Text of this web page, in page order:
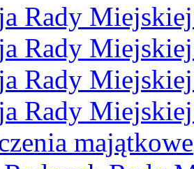
Rady
Rady
Rady
Rady
majątkowe